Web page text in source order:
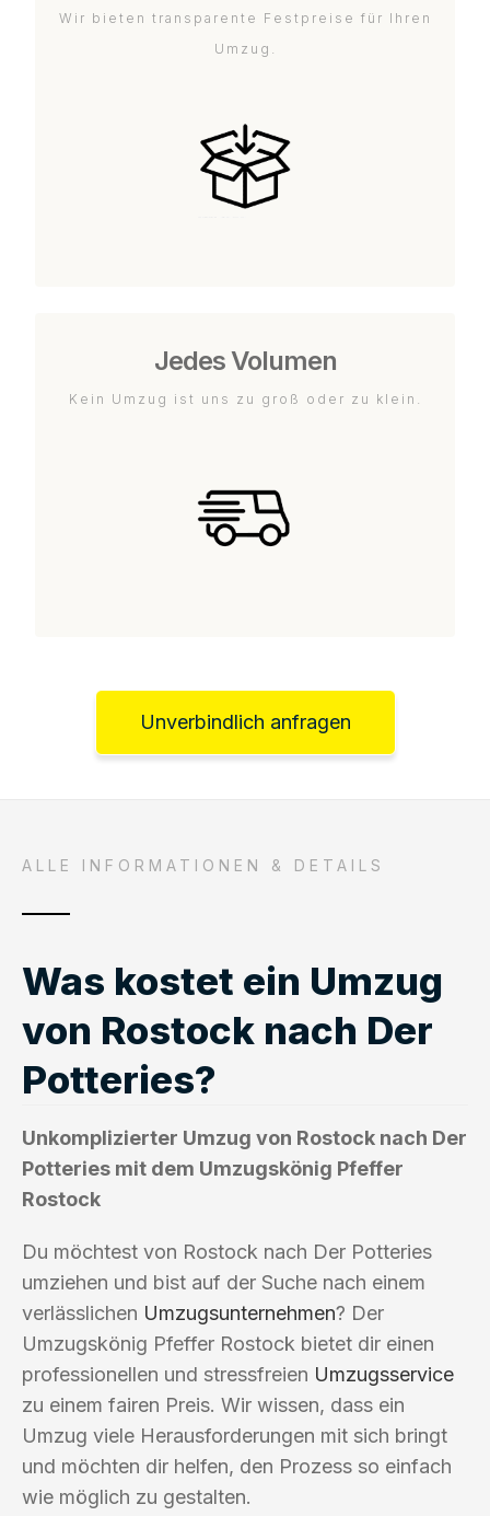
Wir bieten transparente Festpreise für Ihren
Umzug.
Jedes Volumen
Kein Umzug ist uns zu groß oder zu klein.
Unverbindlich anfragen
ALLE INFORMATIONEN & DETAILS
Was kostet ein Umzug
von Rostock nach Der
Potteries?
Unkomplizierter Umzug von Rostock nach Der
Potteries mit dem Umzugskönig Pfeffer
Rostock
Du möchtest von Rostock nach Der Potteries
umziehen und bist auf der Suche nach einem
verlässlichen Umzugsunternehmen? Der
Umzugskönig Pfeffer Rostock bietet dir einen
professionellen und stressfreien Umzugsservice
zu einem fairen Preis. Wir wissen, dass ein
Umzug viele Herausforderungen mit sich bringt
und möchten dir helfen, den Prozess so einfach
wie möglich zu gestalten.